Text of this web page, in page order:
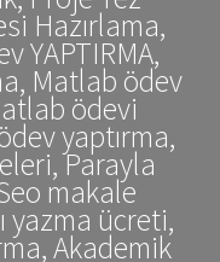
Hazırlama,
YAPTIRMA,
Matlab ödev
ödevi
yaptırma,
Parayla
makale
yazma ücreti,
Akademik